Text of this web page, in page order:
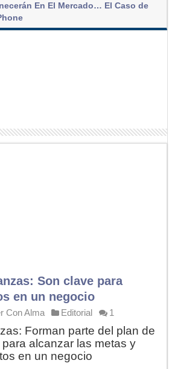
En El Mercado… El Caso de
Cerrada
Negocios y Modelos
Son clave para
en un negocio
Con Alma Editorial 1
Forman parte del plan de
alcanzar las metas y
en un negocio